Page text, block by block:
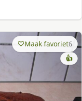
Maak favoriet6
👍